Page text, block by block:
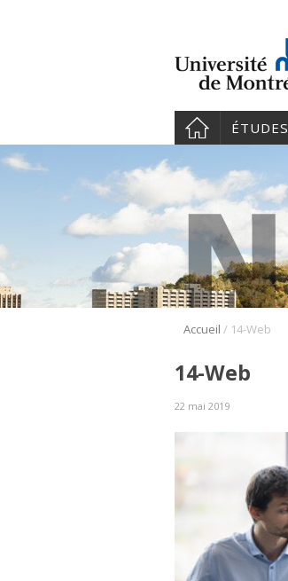
ÉTUDES
Accueil / 14-Web
14-Web
22 mai 2019